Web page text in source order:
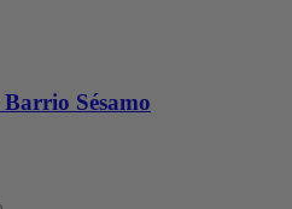
Sésamo